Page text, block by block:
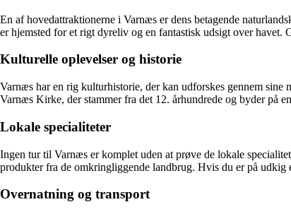
En af hovedattraktionerne i Varnæs er dens betagende
er hjemsted for et rigt dyreliv og en fantastisk udsigt over
Kulturelle oplevelser og historie
Varnæs har en rig kulturhistorie, der kan udforskes gennem
Varnæs Kirke, der stammer fra det 12. århundrede og byder på
Lokale specialiteter
Ingen tur til Varnæs er komplet uden at prøve de lokale
produkter fra de omkringliggende landbrug. Hvis du er på udkig
Overnatning og transport